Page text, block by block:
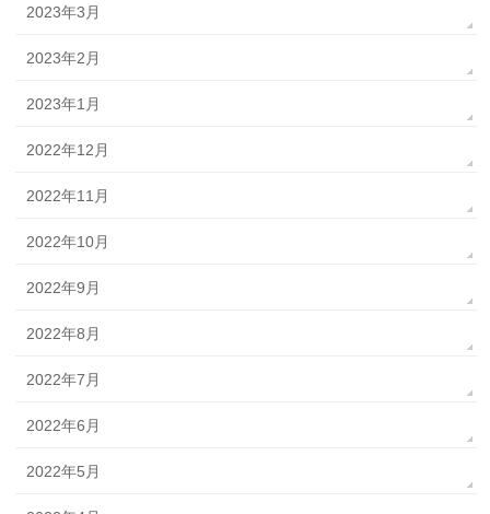
2023年3月
2023年2月
2023年1月
2022年12月
2022年11月
2022年10月
2022年9月
2022年8月
2022年7月
2022年6月
2022年5月